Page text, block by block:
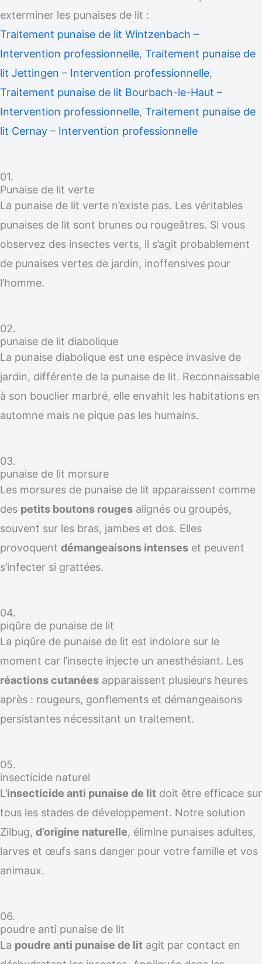
exterminer les punaises de lit :
Traitement punaise de lit Wintzenbach –
Intervention professionnelle, Traitement punaise de
lit Jettingen – Intervention professionnelle,
Traitement punaise de lit Bourbach-le-Haut –
Intervention professionnelle, Traitement punaise de
lit Cernay – Intervention professionnelle
01.
Punaise de lit verte
La punaise de lit verte n’existe pas. Les véritables
punaises de lit sont brunes ou rougeâtres. Si vous
observez des insectes verts, il s’agit probablement
de punaises vertes de jardin, inoffensives pour
l’homme.
02.
punaise de lit diabolique
La punaise diabolique est une espèce invasive de
jardin, différente de la punaise de lit. Reconnaissable
à son bouclier marbré, elle envahit les habitations en
automne mais ne pique pas les humains.
03.
punaise de lit morsure
Les morsures de punaise de lit apparaissent comme
des petits boutons rouges alignés ou groupés,
souvent sur les bras, jambes et dos. Elles
provoquent démangeaisons intenses et peuvent
s’infecter si grattées.
04.
piqûre de punaise de lit
La piqûre de punaise de lit est indolore sur le
moment car l’insecte injecte un anesthésiant. Les
réactions cutanées apparaissent plusieurs heures
après : rougeurs, gonflements et démangeaisons
persistantes nécessitant un traitement.
05.
insecticide naturel
L’insecticide anti punaise de lit doit être efficace sur
tous les stades de développement. Notre solution
Zilbug, d’origine naturelle, élimine punaises adultes,
larves et œufs sans danger pour votre famille et vos
animaux.
06.
poudre anti punaise de lit
La poudre anti punaise de lit agit par contact en